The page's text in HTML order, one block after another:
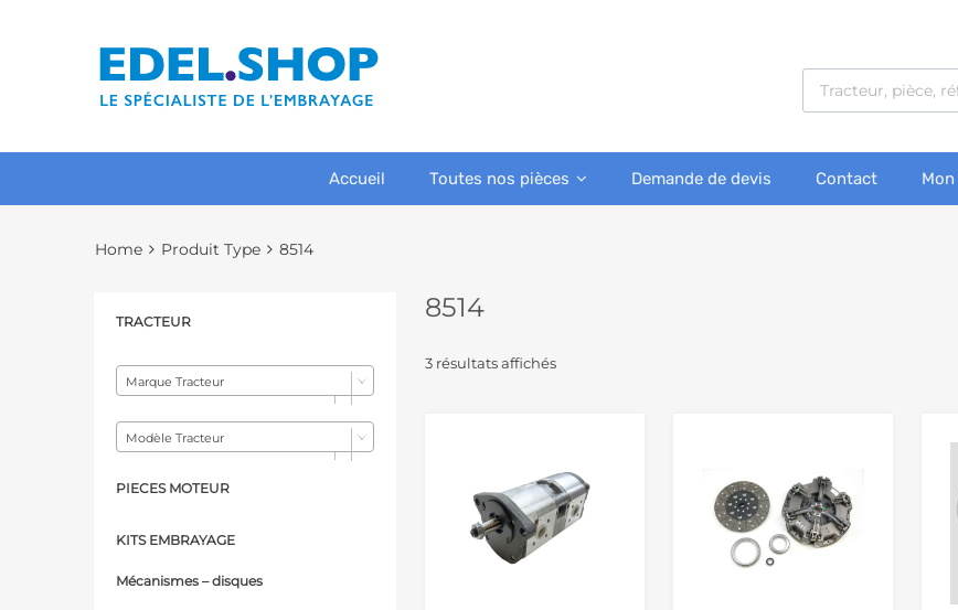
Accueil Toutes nos pièces Demande de devis Contact
Home Produit Type 8514
8514
3 résultats affichés
TRACTEUR
Marque Tracteur
Modèle Tracteur
PIECES MOTEUR
KITS EMBRAYAGE
Mécanismes – disques